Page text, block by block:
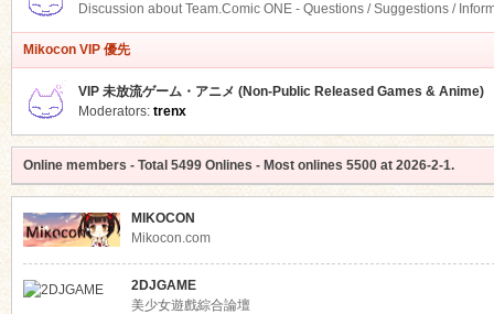
Discussion about Team.Comic ONE - Questions / Suggestions /
Mikocon VIP 優先
VIP 未放流ゲーム・アニメ (Non-Public Released Games & Anime)
Moderators: trenx
Online members - Total 5499Onlines - Most onlines 5500at 2026-2-1.
MIKOCON
Mikocon.com
2DJGAME
美少女遊戲綜合論壇